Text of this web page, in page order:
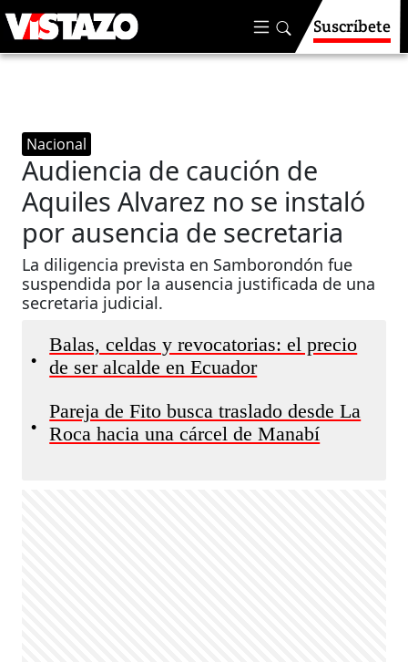
Suscríbete
Nacional
Audiencia de caución de
Aquiles Alvarez no se instaló
por ausencia de secretaria
La diligencia prevista en Samborondón fue
suspendida por la ausencia justificada de una
secretaria judicial.
•
Balas, celdas y revocatorias: el precio
de ser alcalde en Ecuador
•
Pareja de Fito busca traslado desde La
Roca hacia una cárcel de Manabí